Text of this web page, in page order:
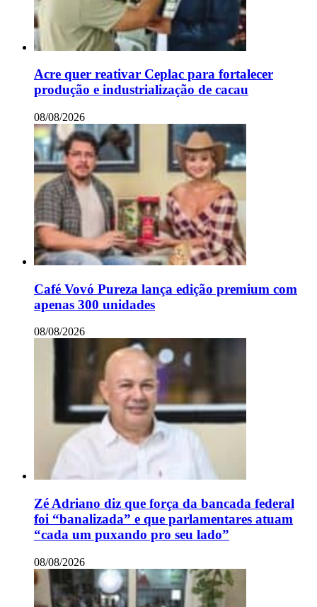
Acre quer reativar Ceplac para fortalecer
produção e industrialização de cacau
08/08/2026
Café Vovó Pureza lança edição premium com
apenas 300 unidades
08/08/2026
Zé Adriano diz que força da bancada federal
foi “banalizada” e que parlamentares atuam
“cada um puxando pro seu lado”
08/08/2026